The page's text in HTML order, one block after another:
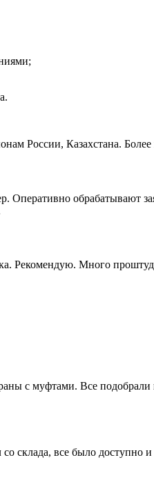
России, Казахстана.
Оперативно
Рекомендую. Много
с муфтами. Все
склада, все было